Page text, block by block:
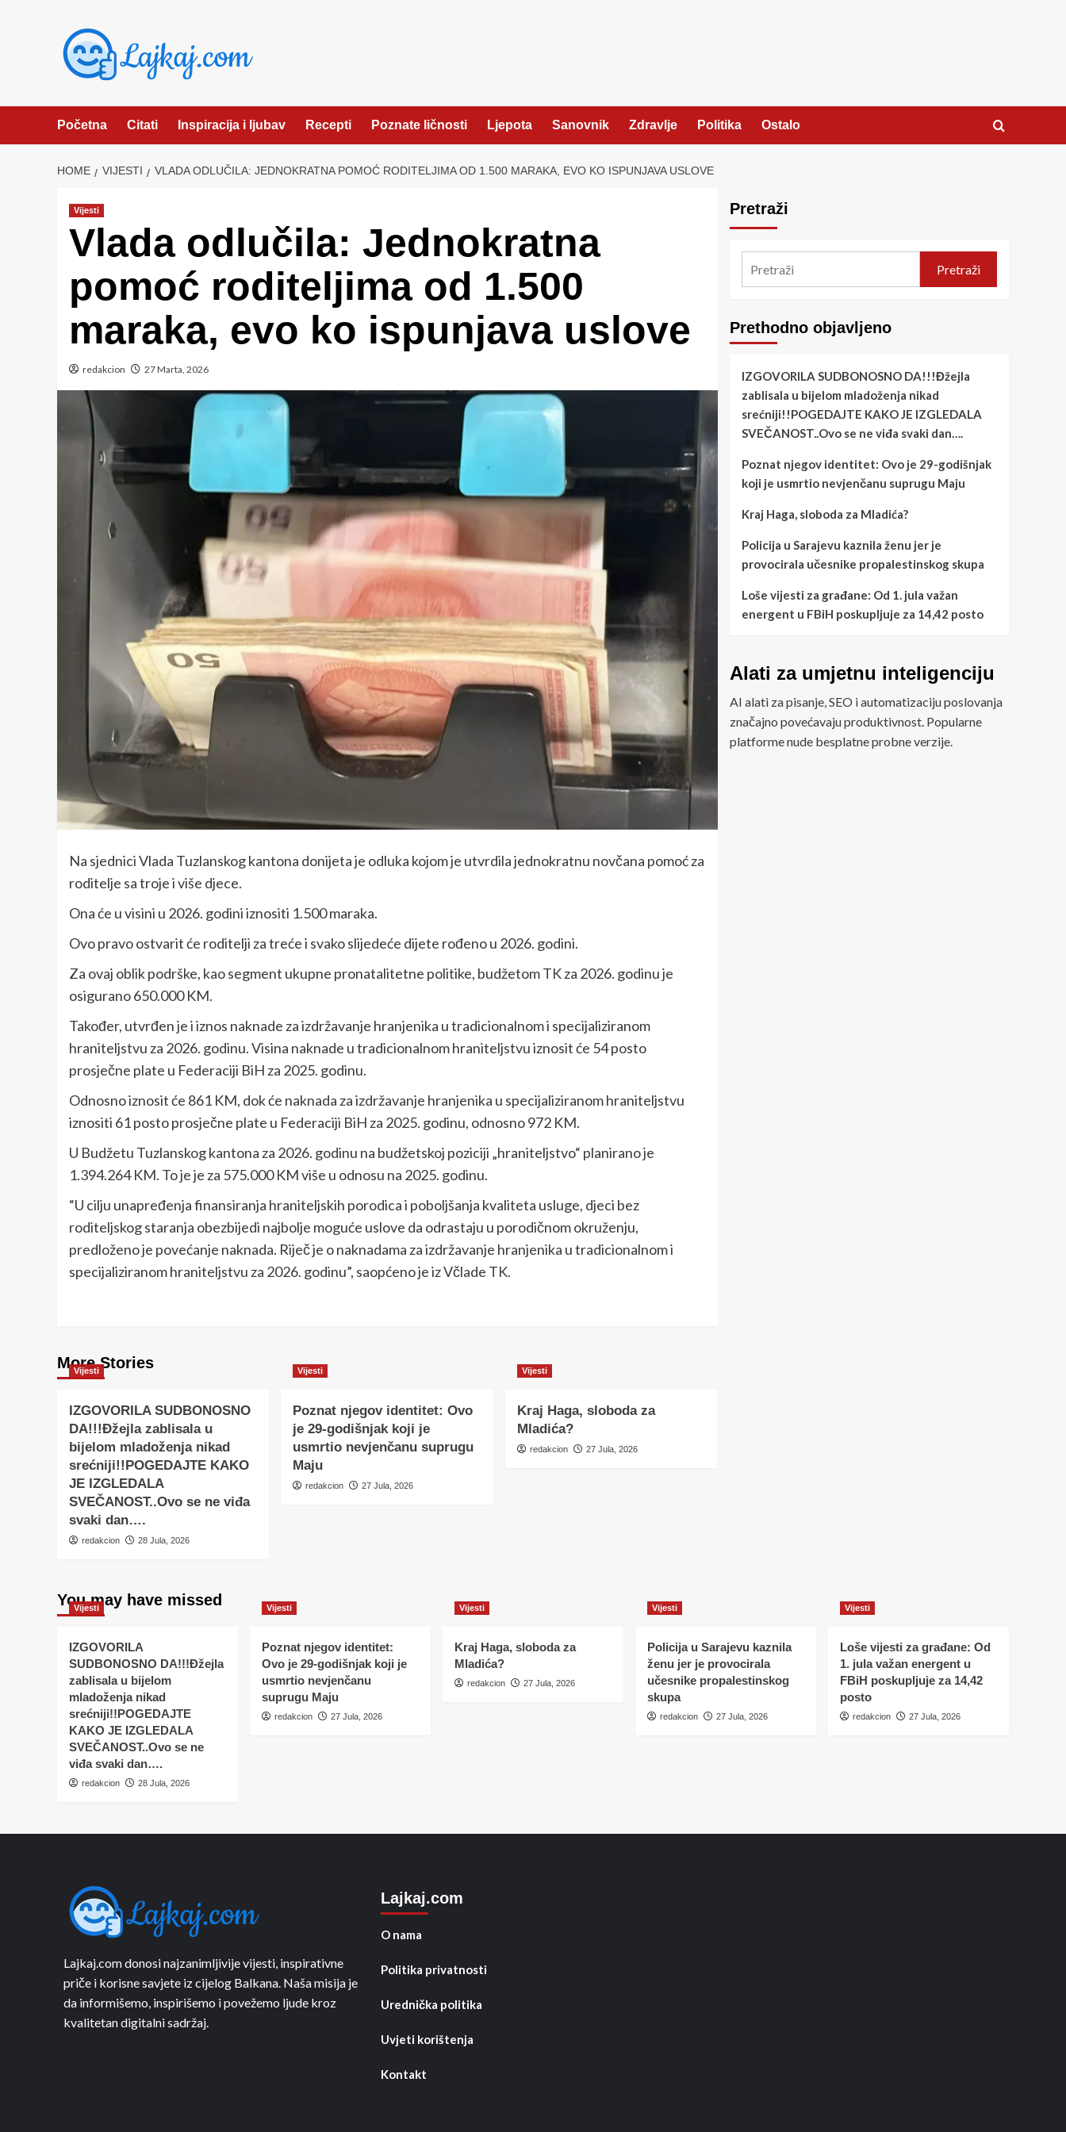
Početna Citati Inspiracija i ljubav Recepti Poznate ličnosti Ljepota Sanovnik Zdravlje Politika Ostalo
HOME VIJESTI VLADA ODLUČILA: JEDNOKRATNA POMOĆ RODITELJIMA OD 1.500 MARAKA, EVO KO ISPUNJAVA USLOVE
Vijesti
Vlada odlučila: Jednokratna
pomoć roditeljima od 1.500
maraka, evo ko ispunjava uslove
redakcion 27 Marta, 2026
Na sjednici Vlada Tuzlanskog kantona donijeta je odluka kojom je utvrdila jednokratnu novčana pomoć za
roditelje sa troje i više djece.
Ona će u visini u 2026. godini iznositi 1.500 maraka.
Ovo pravo ostvarit će roditelji za treće i svako slijedeće dijete rođeno u 2026. godini.
Za ovaj oblik podrške, kao segment ukupne pronatalitetne politike, budžetom TK za 2026. godinu je
osigurano 650.000 KM.
Također, utvrđen je i iznos naknade za izdržavanje hranjenika u tradicionalnom i specijaliziranom
hraniteljstvu za 2026. godinu. Visina naknade u tradicionalnom hraniteljstvu iznosit će 54 posto
prosječne plate u Federaciji BiH za 2025. godinu.
Odnosno iznosit će 861 KM, dok će naknada za izdržavanje hranjenika u specijaliziranom hraniteljstvu
iznositi 61 posto prosječne plate u Federaciji BiH za 2025. godinu, odnosno 972 KM.
U Budžetu Tuzlanskog kantona za 2026. godinu na budžetskoj poziciji „hraniteljstvo“ planirano je
1.394.264 KM. To je je za 575.000 KM više u odnosu na 2025. godinu.
“U cilju unapređenja finansiranja hraniteljskih porodica i poboljšanja kvaliteta usluge, djeci bez
roditeljskog staranja obezbijedi najbolje moguće uslove da odrastaju u porodičnom okruženju,
predloženo je povećanje naknada. Riječ je o naknadama za izdržavanje hranjenika u tradicionalnom i
specijaliziranom hraniteljstvu za 2026. godinu”, saopćeno je iz Včlade TK.
More Stories
Vijesti
IZGOVORILA SUDBONOSNO
DA!!!Đžejla zablisala u
bijelom mladoženja nikad
srećniji!!POGEDAJTE KAKO
JE IZGLEDALA
SVEČANOST..Ovo se ne viđa
svaki dan….
redakcion 28 Jula, 2026
Vijesti
Poznat njegov identitet: Ovo
je 29-godišnjak koji je
usmrtio nevjenčanu suprugu
Maju
redakcion 27 Jula, 2026
Vijesti
Kraj Haga, sloboda za
Mladića?
redakcion 27 Jula, 2026
Pretraži
Pretraži
Prethodno objavljeno
IZGOVORILA SUDBONOSNO DA!!!Đžejla
zablisala u bijelom mladoženja nikad
srećniji!!POGEDAJTE KAKO JE IZGLEDALA
SVEČANOST..Ovo se ne viđa svaki dan….
Poznat njegov identitet: Ovo je 29-godišnjak
koji je usmrtio nevjenčanu suprugu Maju
Kraj Haga, sloboda za Mladića?
Policija u Sarajevu kaznila ženu jer je
provocirala učesnike propalestinskog skupa
Loše vijesti za građane: Od 1. jula važan
energent u FBiH poskupljuje za 14,42 posto
Alati za umjetnu inteligenciju
AI alati za pisanje, SEO i automatizaciju poslovanja
značajno povećavaju produktivnost. Popularne
platforme nude besplatne probne verzije.
You may have missed
Vijesti
IZGOVORILA
SUDBONOSNO DA!!!Đžejla
zablisala u bijelom
mladoženja nikad
srećniji!!POGEDAJTE
KAKO JE IZGLEDALA
SVEČANOST..Ovo se ne
viđa svaki dan….
redakcion 28 Jula, 2026
Vijesti
Poznat njegov identitet:
Ovo je 29-godišnjak koji je
usmrtio nevjenčanu
suprugu Maju
redakcion 27 Jula, 2026
Vijesti
Kraj Haga, sloboda za
Mladića?
redakcion 27 Jula, 2026
Vijesti
Policija u Sarajevu kaznila
ženu jer je provocirala
učesnike propalestinskog
skupa
redakcion 27 Jula, 2026
Vijesti
Loše vijesti za građane: Od
1. jula važan energent u
FBiH poskupljuje za 14,42
posto
redakcion 27 Jula, 2026
Lajkaj.com donosi najzanimljivije vijesti, inspirativne
priče i korisne savjete iz cijelog Balkana. Naša misija je
da informišemo, inspirišemo i povežemo ljude kroz
kvalitetan digitalni sadržaj.
Lajkaj.com
O nama
Politika privatnosti
Urednička politika
Uvjeti korištenja
Kontakt